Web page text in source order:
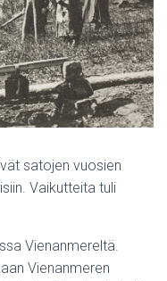
N
satojen vuosien
Vaikutteita tuli
Vienanmereltä.
Vienanmeren